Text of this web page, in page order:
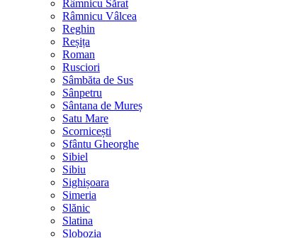
Râmnicu Sărat
Râmnicu Vâlcea
Reghin
Reșița
Roman
Rusciori
Sâmbăta de Sus
Sânpetru
Sântana de Mureș
Satu Mare
Scornicești
Sfântu Gheorghe
Sibiel
Sibiu
Sighișoara
Simeria
Slănic
Slatina
Slobozia